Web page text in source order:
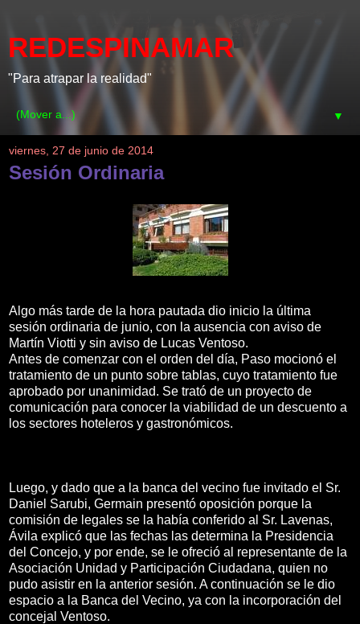
REDESPINAMAR
"Para atrapar la realidad"
▼
viernes, 27 de junio de 2014
Sesión Ordinaria
Algo más tarde de la hora pautada dio inicio la última
sesión ordinaria de junio, con la ausencia con aviso de
Martín Viotti y sin aviso de Lucas Ventoso.
Antes de comenzar con el orden del día, Paso mocionó el
tratamiento de un punto sobre tablas, cuyo tratamiento fue
aprobado por unanimidad. Se trató de un proyecto de
comunicación para conocer la viabilidad de un descuento a
los sectores hoteleros y gastronómicos.
Luego, y dado que a la banca del vecino fue invitado el Sr.
Daniel Sarubi, Germain presentó oposición porque la
comisión de legales se la había conferido al Sr. Lavenas,
Ávila explicó que las fechas las determina la Presidencia
del Concejo, y por ende, se le ofreció al representante de la
Asociación Unidad y Participación Ciudadana, quien no
pudo asistir en la anterior sesión. A continuación se le dio
espacio a la Banca del Vecino, ya con la incorporación del
concejal Ventoso.